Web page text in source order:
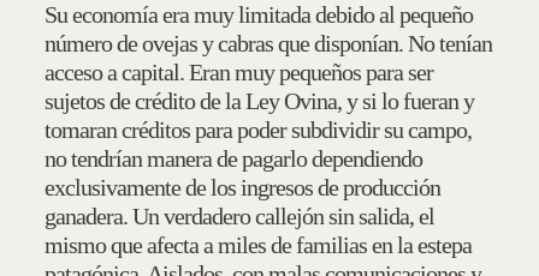
Su economía era muy limitada debido al pequeño
número de ovejas y cabras que disponían. No tenían
acceso a capital. Eran muy pequeños para ser
sujetos de crédito de la Ley Ovina, y si lo fueran y
tomaran créditos para poder subdividir su campo,
no tendrían manera de pagarlo dependiendo
exclusivamente de los ingresos de producción
ganadera. Un verdadero callejón sin salida, el
mismo que afecta a miles de familias en la estepa